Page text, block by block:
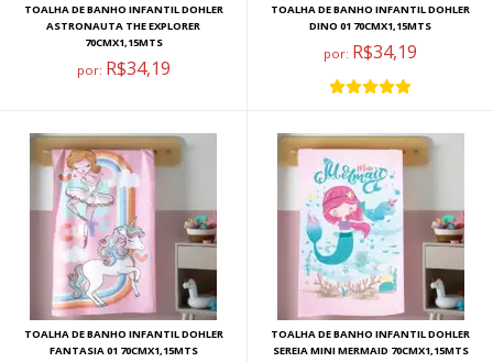
TOALHA DE BANHO INFANTIL DOHLER
ASTRONAUTA THE EXPLORER
70CMX1,15MTS
por: R$34,19
TOALHA DE BANHO INFANTIL DOHLER
DINO 01 70CMX1,15MTS
por: R$34,19
TOALHA DE BANHO INFANTIL DOHLER
FANTASIA 01 70CMX1,15MTS
TOALHA DE BANHO INFANTIL DOHLER
SEREIA MINI MERMAID 70CMX1,15MTS